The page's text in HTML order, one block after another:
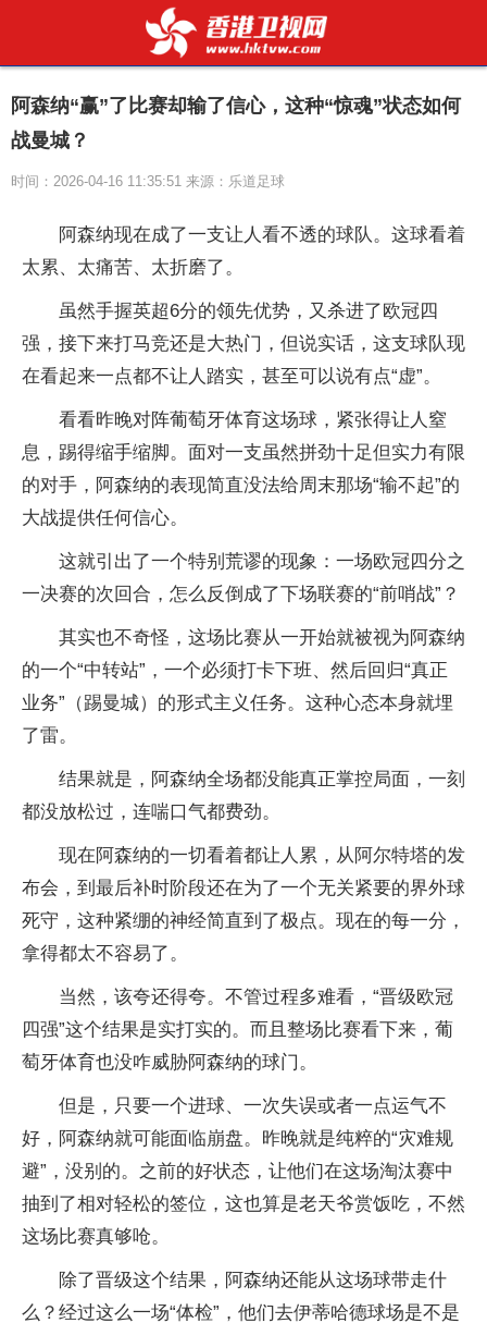
阿森纳“赢”了比赛却输了信心，这种“惊魂”状态如何
战曼城？
时间：2026-04-16 11:35:51 来源：乐道足球
阿森纳现在成了一支让人看不透的球队。这球看着
太累、太痛苦、太折磨了。
虽然手握英超6分的领先优势，又杀进了欧冠四
强，接下来打马竞还是大热门，但说实话，这支球队现
在看起来一点都不让人踏实，甚至可以说有点“虚”。
看看昨晚对阵葡萄牙体育这场球，紧张得让人窒
息，踢得缩手缩脚。面对一支虽然拼劲十足但实力有限
的对手，阿森纳的表现简直没法给周末那场“输不起”的
大战提供任何信心。
这就引出了一个特别荒谬的现象：一场欧冠四分之
一决赛的次回合，怎么反倒成了下场联赛的“前哨战”？
其实也不奇怪，这场比赛从一开始就被视为阿森纳
的一个“中转站”，一个必须打卡下班、然后回归“真正
业务”（踢曼城）的形式主义任务。这种心态本身就埋
了雷。
结果就是，阿森纳全场都没能真正掌控局面，一刻
都没放松过，连喘口气都费劲。
现在阿森纳的一切看着都让人累，从阿尔特塔的发
布会，到最后补时阶段还在为了一个无关紧要的界外球
死守，这种紧绷的神经简直到了极点。现在的每一分，
拿得都太不容易了。
当然，该夸还得夸。不管过程多难看，“晋级欧冠
四强”这个结果是实打实的。而且整场比赛看下来，葡
萄牙体育也没咋威胁阿森纳的球门。
但是，只要一个进球、一次失误或者一点运气不
好，阿森纳就可能面临崩盘。昨晚就是纯粹的“灾难规
避”，没别的。之前的好状态，让他们在这场淘汰赛中
抽到了相对轻松的签位，这也算是老天爷赏饭吃，不然
这场比赛真够呛。
除了晋级这个结果，阿森纳还能从这场球带走什
么？经过这么一场“体检”，他们去伊蒂哈德球场是不是